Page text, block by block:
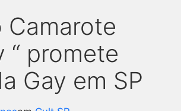
Camarote
“ promete
Gay em SP